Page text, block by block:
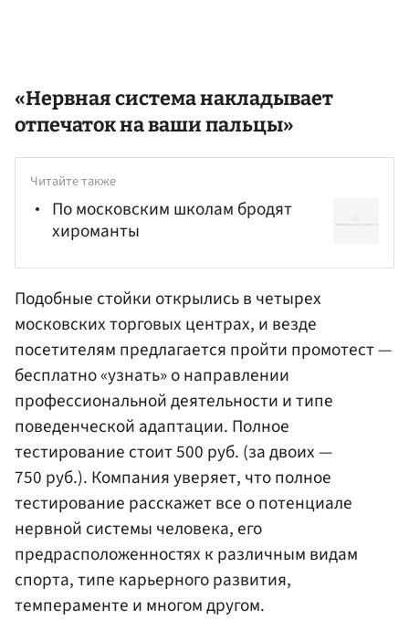
«Нервная система накладывает
отпечаток на ваши пальцы»
Читайте также
По московским школам бродят
хироманты
Подобные стойки открылись в четырех
московских торговых центрах, и везде
посетителям предлагается пройти промотест —
бесплатно «узнать» о направлении
профессиональной деятельности и типе
поведенческой адаптации. Полное
тестирование стоит 500 руб. (за двоих —
750 руб.). Компания уверяет, что полное
тестирование расскажет все о потенциале
нервной системы человека, его
предрасположенностях к различным видам
спорта, типе карьерного развития,
темпераменте и многом другом.